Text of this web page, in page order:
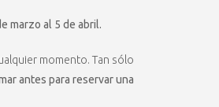
marzo al 5 de abril.
momento. Tan sólo
antes para reservar una